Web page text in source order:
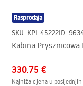
Rasprodaja
SKU: KPL-45222ID:
Kabina Prysznicowa
330.75 €
Najniža cijena u posljednjih